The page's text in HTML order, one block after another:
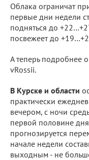
Облака ограничат
первые дни недели
подняться до
посвежеет до
А теперь подробнее
vRossii.
В Курске и области
практически
вечером, с ночи
первой половине
прогнозируется
начале недели
выходным - не